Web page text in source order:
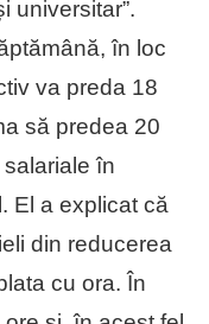
universitar”.
în loc
va preda 18
să predea 20
în
El a explicat că
din reducerea
cu ora. În